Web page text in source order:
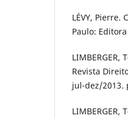
LÉVY,
Paulo:
LIMBERGER,
Revista
jul-dez/2013.